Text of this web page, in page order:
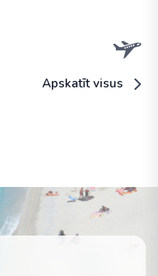
Apskatīt visus